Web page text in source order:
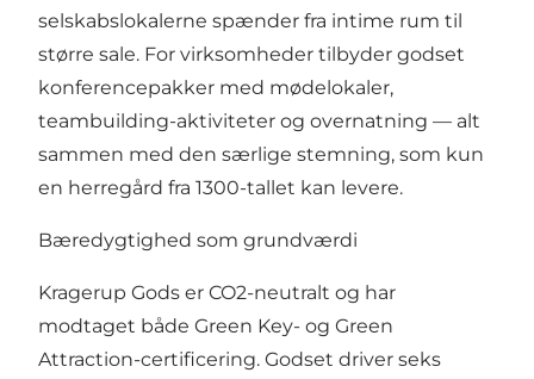
selskabslokalerne spænder fra intime rum til
større sale. For virksomheder tilbyder godset
konferencepakker med mødelokaler,
teambuilding-aktiviteter og overnatning — alt
sammen med den særlige stemning, som kun
en herregård fra 1300-tallet kan levere.
Bæredygtighed som grundværdi
Kragerup Gods er CO2-neutralt og har
modtaget både Green Key- og Green
Attraction-certificering. Godset driver seks